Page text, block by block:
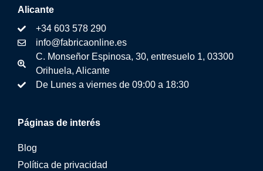
Páginas de interés
Blog
Política de privacidad
Alicante
+34 603 578 290
info@fabricaonline.es
C. Monseñor Espinosa, 30, entresuelo 1, 03300
Orihuela, Alicante
De Lunes a viernes de 09:00 a 18:30